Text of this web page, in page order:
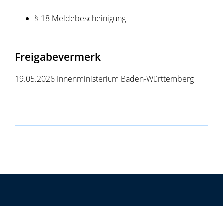
§ 18 Meldebescheinigung
Freigabevermerk
19.05.2026 Innenministerium Baden-Württemberg